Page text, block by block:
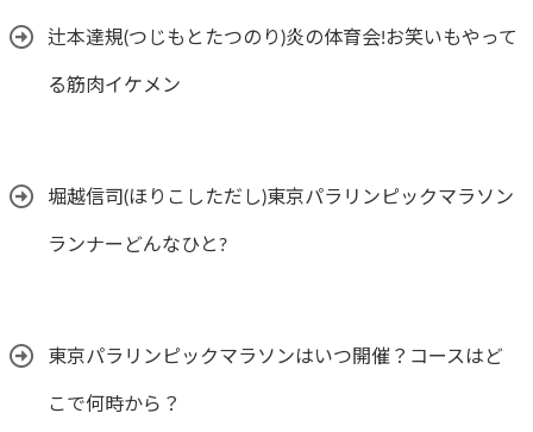
辻本達規(つじもとたつのり)炎の体育会!お笑いもやって
る筋肉イケメン
堀越信司(ほりこしただし)東京パラリンピックマラソン
ランナーどんなひと?
東京パラリンピックマラソンはいつ開催？コースはど
こで何時から？